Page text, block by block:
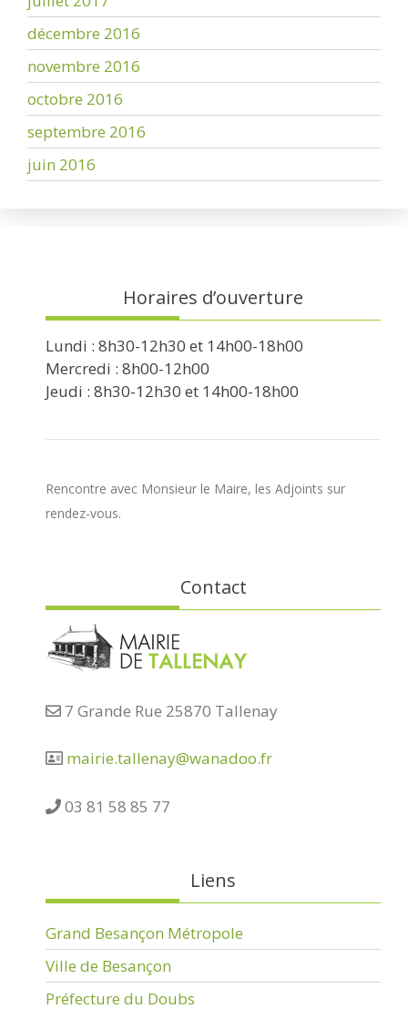
décembre 2016
novembre 2016
octobre 2016
septembre 2016
juin 2016
Horaires d’ouverture
Lundi : 8h30-12h30 et 14h00-18h00
Mercredi : 8h00-12h00
Jeudi : 8h30-12h30 et 14h00-18h00
Rencontre avec Monsieur le Maire, les Adjoints sur
rendez-vous.
Contact
7 Grande Rue 25870 Tallenay
mairie.tallenay@wanadoo.fr
03 81 58 85 77
Liens
Grand Besançon Métropole
Ville de Besançon
Préfecture du Doubs